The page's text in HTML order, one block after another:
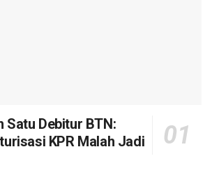
Satu Debitur BTN:
KPR Malah Jadi